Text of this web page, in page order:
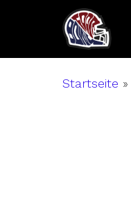
main
Startseite »